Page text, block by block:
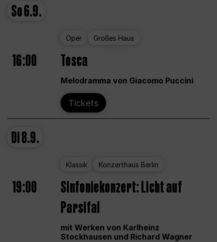
So6.9.
Oper Großes Haus
16:00 Tosca
Melodramma von Giacomo Puccini
Tickets
Di8.9.
Klassik Konzerthaus Berlin
19:00
Sinfoniekonzert: Licht auf
Parsifal
mit Werken von Karlheinz
Stockhausen und Richard Wagner